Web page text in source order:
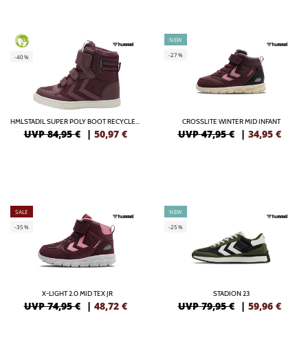
GREEN
-40%
HMLSTADIL SUPER POLY BOOT RECYCLED TEX JR
UVP 84,95 € | 50,97 €
NEW
-27%
CROSSLITE WINTER MID INFANT
UVP 47,95 € | 34,95 €
SALE
-35%
X-LIGHT 2.0 MID TEX JR
UVP 74,95 € | 48,72 €
NEW
-25%
STADION 23
UVP 79,95 € | 59,96 €